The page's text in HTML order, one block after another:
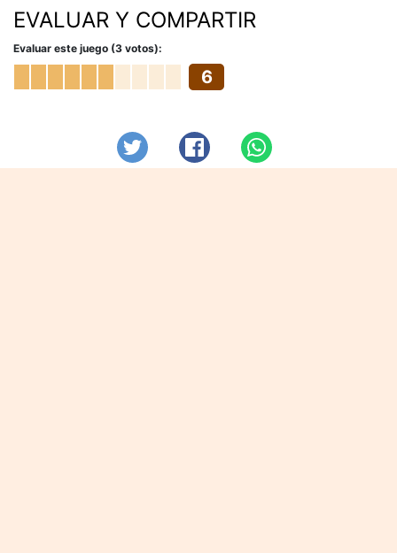
Evaluar este juego (3 votos):
6